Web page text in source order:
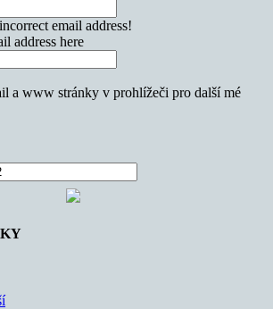
email address!
address here
a www stránky v prohlížeči pro další mé